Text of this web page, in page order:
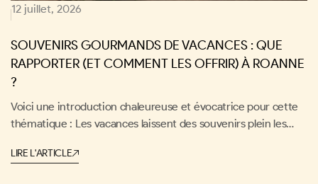
12 juillet, 2026
SOUVENIRS GOURMANDS DE VACANCES : QUE
RAPPORTER (ET COMMENT LES OFFRIR) À ROANNE
?
Voici une introduction chaleureuse et évocatrice pour cette
thématique : Les vacances laissent des souvenirs plein les
fromage découvert au marché, une liqueur typique — autant
LIRE L'ARTICLE